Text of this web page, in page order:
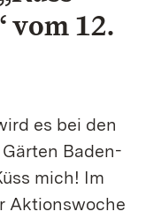
vom 12.
es bei den
Baden-
mich! Im
Aktionswoche